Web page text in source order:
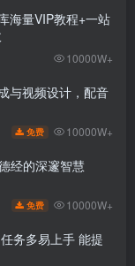
海量VIP教程+一站
10000W+
与视频设计，配音
免费 10000W+
经的深邃智慧
免费 10000W+
务多易上手 能提